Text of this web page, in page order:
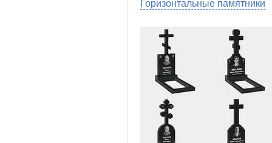
Горизонтальные памятники